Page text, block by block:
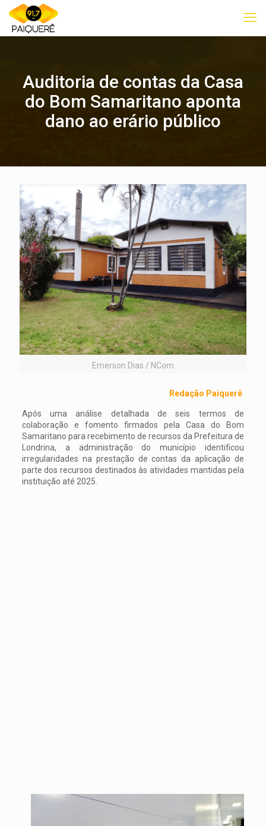
Auditoria de contas da Casa
do Bom Samaritano aponta
dano ao erário público
Emerson Dias / NCom
Redação Paiquerê
Após uma análise detalhada de seis termos de
colaboração e fomento firmados pela Casa do Bom
Samaritano para recebimento de recursos da Prefeitura de
Londrina, a administração do município identificou
irregularidades na prestação de contas da aplicação de
parte dos recursos destinados às atividades mantidas pela
instituição até 2025.